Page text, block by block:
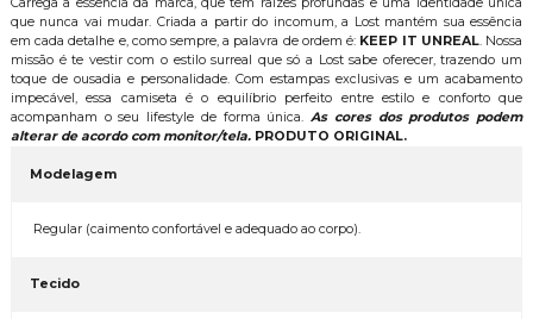
que nunca vai mudar. Criada a partir do incomum, a Lost mantém sua essência
em cada detalhe e, como sempre, a palavra de ordem é: KEEP IT UNREAL. Nossa
missão é te vestir com o estilo surreal que só a Lost sabe oferecer, trazendo um
toque de ousadia e personalidade. Com estampas exclusivas e um acabamento
impecável, essa camiseta é o equilíbrio perfeito entre estilo e conforto que
acompanham o seu lifestyle de forma única.As cores dos produtos podem
alterar de acordo com monitor/tela.PRODUTO ORIGINAL.
Modelagem
Regular (caimento confortável e adequado ao corpo).
Tecido